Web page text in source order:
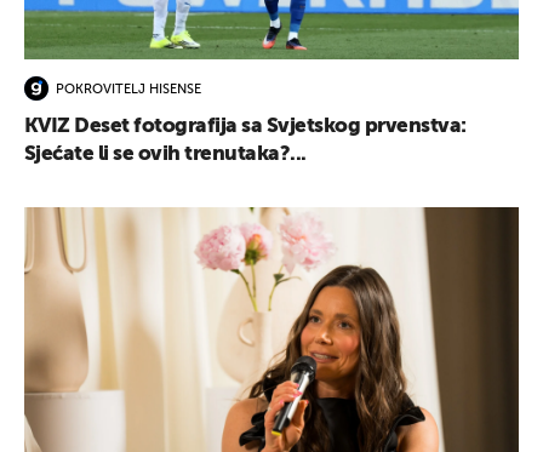
POKROVITELJ HISENSE
KVIZ Deset fotografija sa Svjetskog prvenstva:
Sjećate li se ovih trenutaka?...